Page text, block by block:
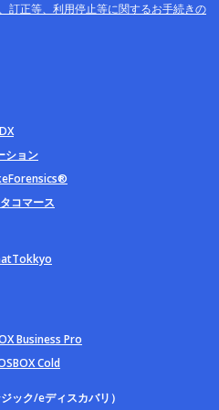
訂正等、利用停止等に関するお手続きの
ション
コマース
Business Pro
Cold
ック/eディスカバリ）